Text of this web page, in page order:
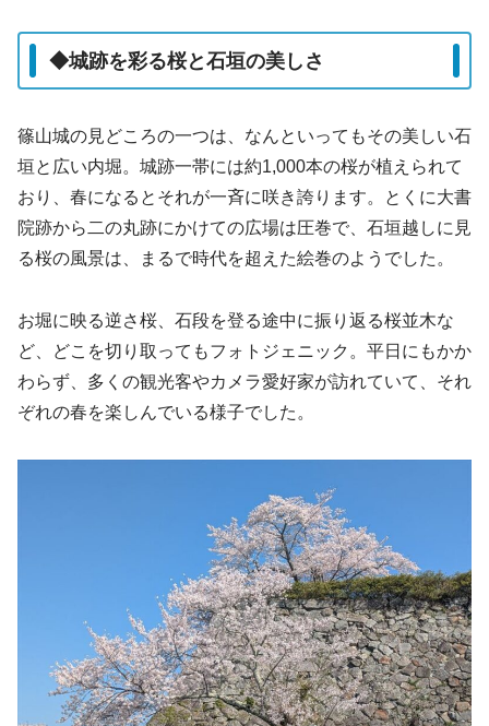
◆城跡を彩る桜と石垣の美しさ
篠山城の見どころの一つは、なんといってもその美しい石
垣と広い内堀。城跡一帯には約1,000本の桜が植えられて
おり、春になるとそれが一斉に咲き誇ります。とくに大書
院跡から二の丸跡にかけての広場は圧巻で、石垣越しに見
る桜の風景は、まるで時代を超えた絵巻のようでした。
お堀に映る逆さ桜、石段を登る途中に振り返る桜並木な
ど、どこを切り取ってもフォトジェニック。平日にもかか
わらず、多くの観光客やカメラ愛好家が訪れていて、それ
ぞれの春を楽しんでいる様子でした。